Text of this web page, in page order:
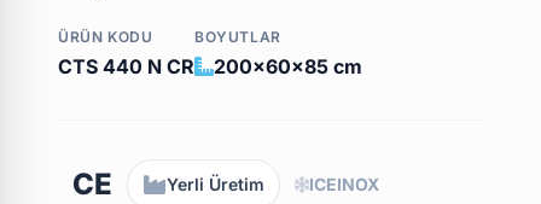
ÜRÜN KODU
CTS 440 N CR
BOYUTLAR
200x60x85 cm
CE Yerli Üretim ICEINOX